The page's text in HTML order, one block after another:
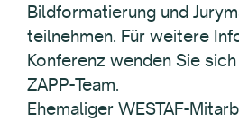
Bildformatierung und
teilnehmen. Für weitere
Konferenz wenden Sie
ZAPP-Team.
Ehemaliger WESTAF-